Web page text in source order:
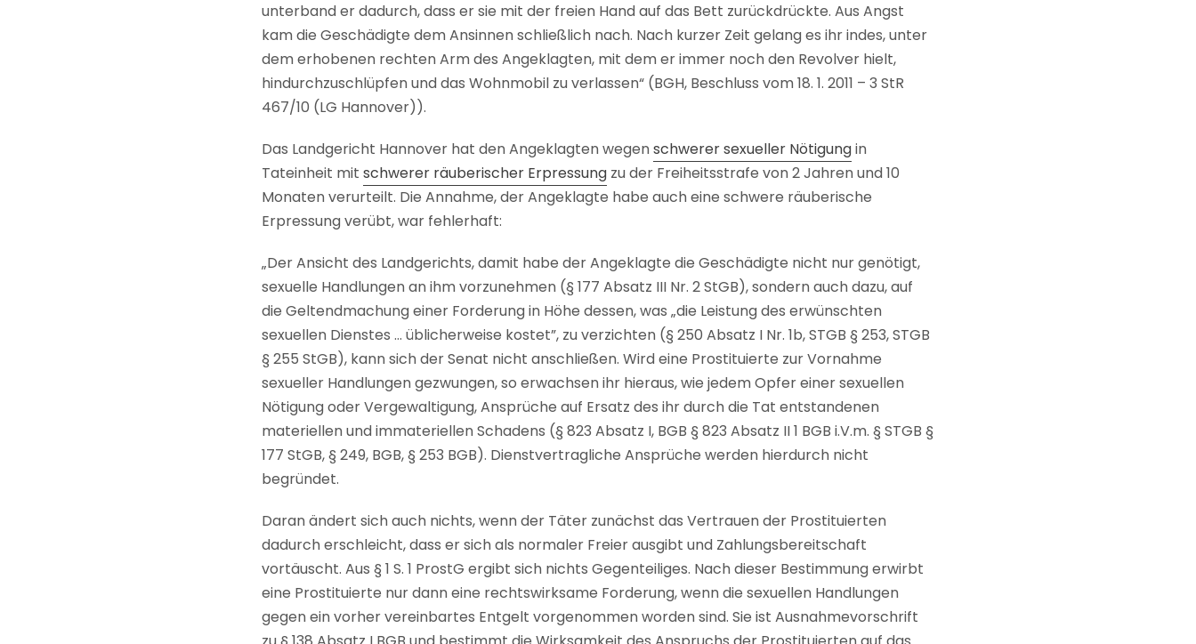
unterband er dadurch, dass er sie mit der freien Hand auf das Bett zurückdrückte. Aus Angst
kam die Geschädigte dem Ansinnen schließlich nach. Nach kurzer Zeit gelang es ihr indes, unter
dem erhobenen rechten Arm des Angeklagten, mit dem er immer noch den Revolver hielt,
hindurchzuschlüpfen und das Wohnmobil zu verlassen“ (BGH, Beschluss vom 18. 1. 2011 – 3 StR
467/10 (LG Hannover)).
Das Landgericht Hannover hat den Angeklagten wegenschwerer sexueller Nötigungin
Tateinheit mit schwerer räuberischer Erpressung zu der Freiheitsstrafe von 2 Jahren und 10
Monaten verurteilt. Die Annahme, der Angeklagte habe auch eine schwere räuberische
Erpressung verübt, war fehlerhaft:
„Der Ansicht des Landgerichts, damit habe der Angeklagte die Geschädigte nicht nur genötigt,
sexuelle Handlungen an ihm vorzunehmen (§ 177 Absatz III Nr. 2 StGB), sondern auch dazu, auf
die Geltendmachung einer Forderung in Höhe dessen, was „die Leistung des erwünschten
sexuellen Dienstes … üblicherweise kostet”, zu verzichten (§ 250 Absatz I Nr. 1b, STGB § 253, STGB
§ 255 StGB), kann sich der Senat nicht anschließen. Wird eine Prostituierte zur Vornahme
sexueller Handlungen gezwungen, so erwachsen ihr hieraus, wie jedem Opfer einer sexuellen
Nötigung oder Vergewaltigung, Ansprüche auf Ersatz des ihr durch die Tat entstandenen
materiellen und immateriellen Schadens (§ 823 Absatz I, BGB § 823 Absatz II 1 BGB i.V.m. § STGB §
177 StGB, § 249, BGB, § 253 BGB). Dienstvertragliche Ansprüche werden hierdurch nicht
begründet.
Daran ändert sich auch nichts, wenn der Täter zunächst das Vertrauen der Prostituierten
dadurch erschleicht, dass er sich als normaler Freier ausgibt und Zahlungsbereitschaft
vortäuscht. Aus § 1 S. 1 ProstG ergibt sich nichts Gegenteiliges. Nach dieser Bestimmung erwirbt
eine Prostituierte nur dann eine rechtswirksame Forderung, wenn die sexuellen Handlungen
gegen ein vorher vereinbartes Entgelt vorgenommen worden sind. Sie ist Ausnahmevorschrift